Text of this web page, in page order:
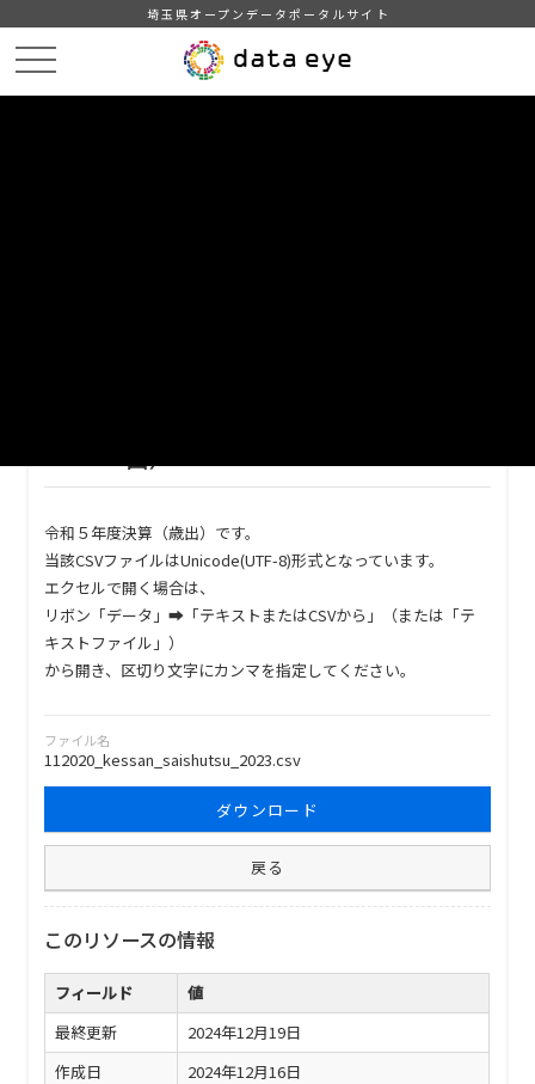
埼玉県オープンデータポータルサイト
出）
令和５年度決算（歳出）です。
当該CSVファイルはUnicode(UTF-8)形式となっています。
エクセルで開く場合は、
リボン「データ」➡「テキストまたはCSVから」（または「テ
キストファイル」）
から開き、区切り文字にカンマを指定してください。
ファイル名
112020_kessan_saishutsu_2023.csv
ダウンロード
戻る
このリソースの情報
フィールド
値
最終更新
2024年12月19日
作成日
2024年12月16日